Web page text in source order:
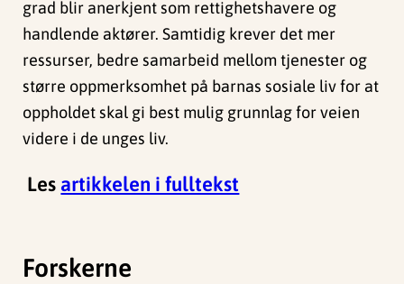
grad blir anerkjent som rettighetshavere og
handlende aktører. Samtidig krever det mer
ressurser, bedre samarbeid mellom tjenester og
større oppmerksomhet på barnas sosiale liv for at
oppholdet skal gi best mulig grunnlag for veien
videre i de unges liv.
Les artikkelen i fulltekst
Forskerne